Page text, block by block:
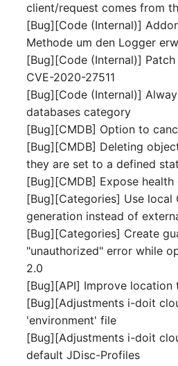
client/request comes from
[Bug][Code (Internal)]
Methode um den Logger
[Bug][Code (Internal)]
CVE-2020-27511
[Bug][Code (Internal)]
databases category
[Bug][CMDB] Option to
[Bug][CMDB] Deleting
they are set to a defined
[Bug][CMDB] Expose health
[Bug][Categories] Use local
generation instead of
[Bug][Categories] Create
"unauthorized" error while
2.0
[Bug][API] Improve location
[Bug][Adjustments i-doit
'environment' file
[Bug][Adjustments i-doit
default JDisc-Profiles